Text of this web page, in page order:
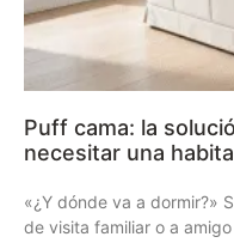
Puff cama: la
necesitar una
«¿Y dónde va a dormir?»
de visita familiar o a